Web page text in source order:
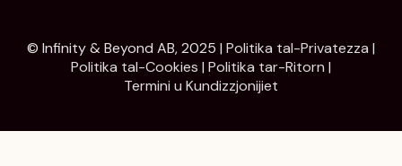
© Infinity & Beyond AB, 2025 | Politika tal-Privatezza |
Politika tal-Cookies | Politika tar-Ritorn |
Termini u Kundizzjonijiet